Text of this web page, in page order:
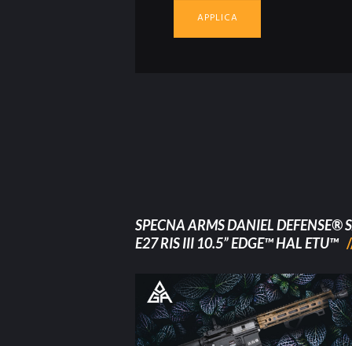
APPLICA
SPECNA ARMS DANIEL DEFENSE®
E27 RIS III 10.5” EDGE™ HAL ETU™